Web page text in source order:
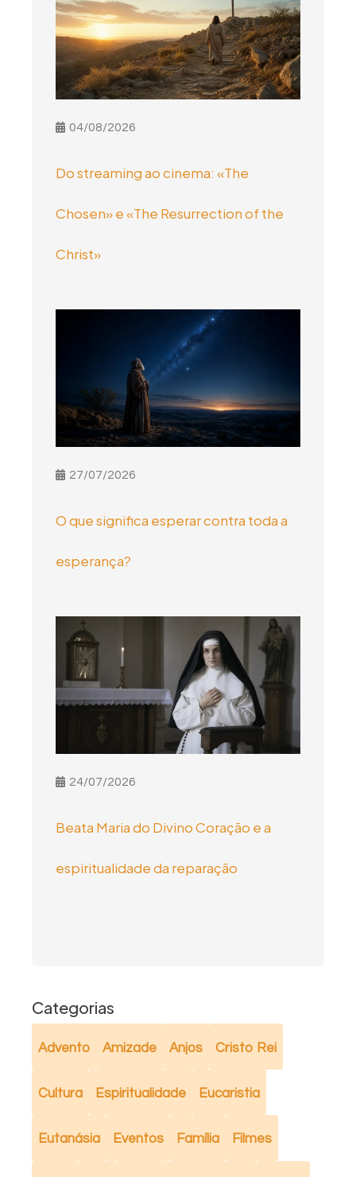
04/08/2026
Do streaming ao cinema: «The
Chosen» e «The Resurrection of the
Christ»
27/07/2026
O que significa esperar contra toda a
esperança?
24/07/2026
Beata Maria do Divino Coração e a
espiritualidade da reparação
Categorias
Advento Amizade Anjos Cristo Rei
Cultura Espiritualidade Eucaristia
Eutanásia Eventos Família Filmes